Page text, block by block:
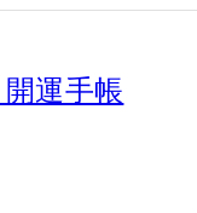
運手帳